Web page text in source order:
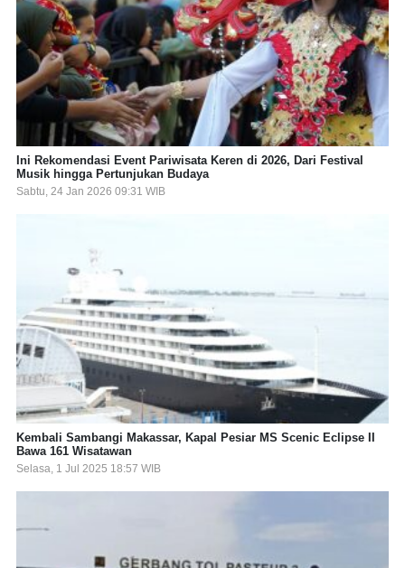
Ini Rekomendasi Event Pariwisata Keren di 2026, Dari Festival
Musik hingga Pertunjukan Budaya
Sabtu, 24 Jan 2026 09:31 WIB
Kembali Sambangi Makassar, Kapal Pesiar MS Scenic Eclipse II
Bawa 161 Wisatawan
Selasa, 1 Jul 2025 18:57 WIB